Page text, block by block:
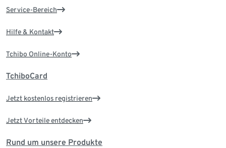
Service-Bereich
Hilfe & Kontakt
Tchibo Online-Konto
TchiboCard
Jetzt kostenlos registrieren
Jetzt Vorteile entdecken
Rund um unsere Produkte